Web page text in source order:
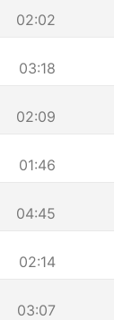
02:02
03:18
02:09
01:46
04:45
02:14
03:07